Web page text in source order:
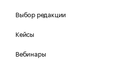
Выбор редакции
Кейсы
Вебинары